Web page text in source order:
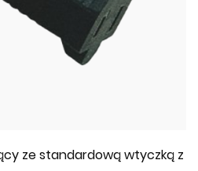
ze standardową wtyczką z